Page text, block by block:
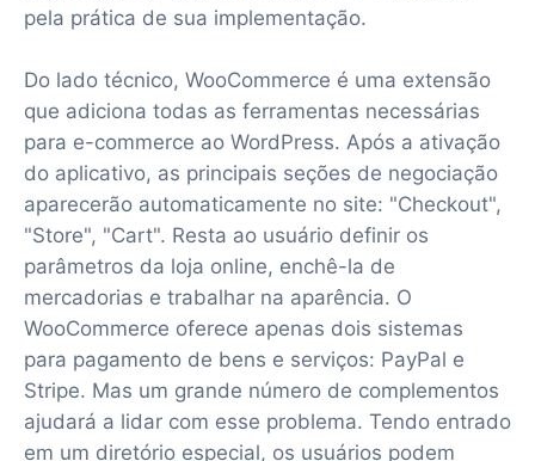
pela prática de sua implementação.
Do lado técnico, WooCommerce é uma extensão
que adiciona todas as ferramentas necessárias
para e-commerce ao WordPress. Após a ativação
do aplicativo, as principais seções de negociação
aparecerão automaticamente no site: "Checkout",
"Store", "Cart". Resta ao usuário definir os
parâmetros da loja online, enchê-la de
mercadorias e trabalhar na aparência. O
WooCommerce oferece apenas dois sistemas
para pagamento de bens e serviços: PayPal e
Stripe. Mas um grande número de complementos
ajudará a lidar com esse problema. Tendo entrado
em um diretório especial, os usuários podem